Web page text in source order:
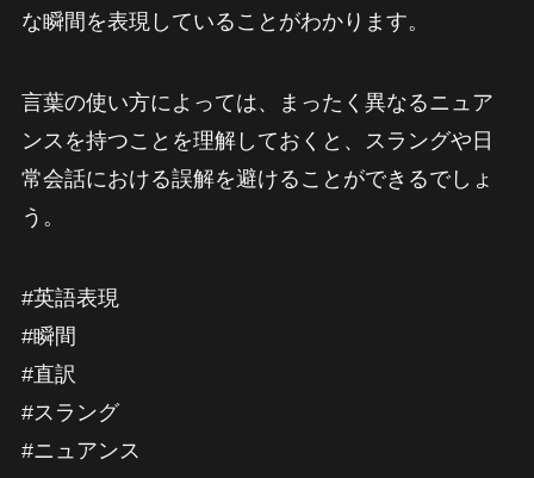
な瞬間を表現していることがわかります。
言葉の使い方によっては、まったく異なるニュア
ンスを持つことを理解しておくと、スラングや日
常会話における誤解を避けることができるでしょ
う。
#英語表現
#瞬間
#直訳
#スラング
#ニュアンス